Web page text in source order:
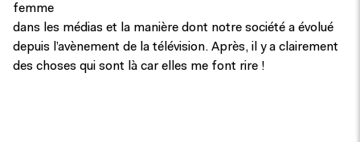
femme
dans les médias et la manière dont notre société a évolué
depuis l’avènement de la télévision. Après, il y a clairement
des choses qui sont là car elles me font rire !